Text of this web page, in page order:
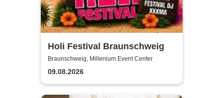
Holi Festival Braunschweig
Braunschweig, Millenium Event Center
09.08.2026